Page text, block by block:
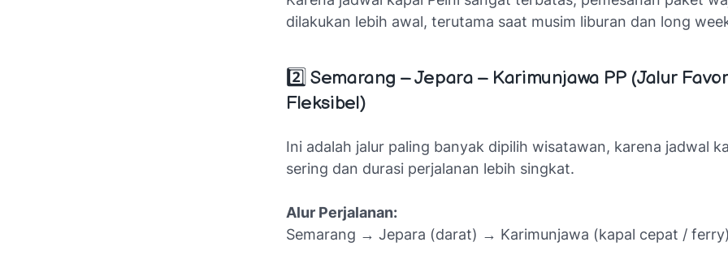
dilakukan lebih awal, terutama saat musim liburan dan long
2️⃣ Semarang – Jepara – Karimunjawa PP (Jalur
Fleksibel)
Ini adalah jalur paling banyak dipilih wisatawan, karena jadwal
sering dan durasi perjalanan lebih singkat.
Alur Perjalanan:
Semarang → Jepara (darat) → Karimunjawa (kapal cepat / ferry)